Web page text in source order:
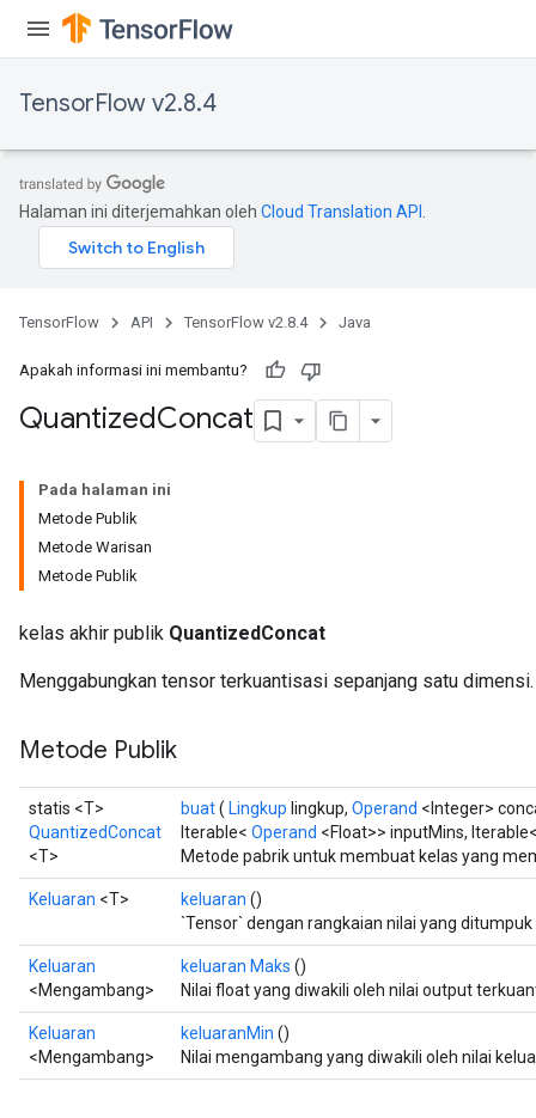
TensorFlow v2.8.4
Halaman ini diterjemahkan oleh Cloud Translation API
TensorFlow API TensorFlow v2.8.4 Java
Apakah informasi ini membantu?
QuantizedConcat
Pada halaman ini
Metode Publik
Metode Warisan
Metode Publik
kelas akhir publik QuantizedConcat
Menggabungkan tensor terkuantisasi sepanjang satu dimensi.
Metode Publik
statis <T>
QuantizedConcat
<T>
buat( Lingkup lingkup, Operand <Integer>
Iterable< Operand <Float>> inputMins,
Metode pabrik untuk membuat kelas yang
Keluaran <T> keluaran ()
`Tensor` dengan rangkaian nilai yang
Keluaran
<Mengambang>
keluaran Maks ()
Nilai float yang diwakili oleh nilai output
Keluaran
<Mengambang>
keluaranMin ()
Nilai mengambang yang diwakili oleh nilai